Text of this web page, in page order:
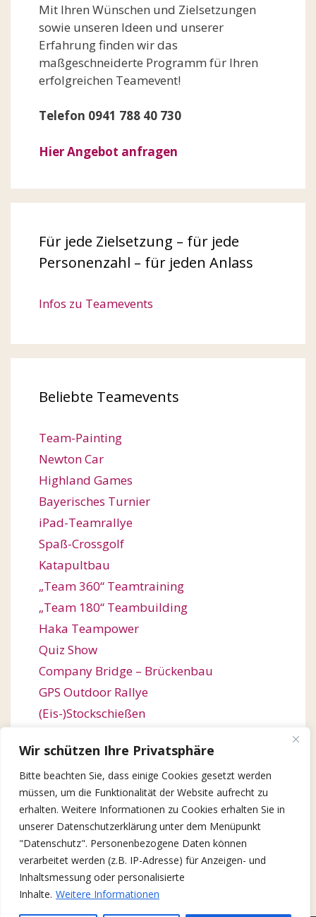
Wir schützen Ihre Privatsphäre
Bitte beachten Sie, dass einige Cookies gesetzt werden
müssen, um die Funktionalität der Website aufrecht zu
erhalten. Weitere Informationen zu Cookies erhalten Sie in
unserer Datenschutzerklärung unter dem Menüpunkt
"Datenschutz". Personenbezogene Daten können
verarbeitet werden (z.B. IP-Adresse) für Anzeigen- und
Inhaltsmessung oder personalisierte
Inhalte. Weitere Informationen
Mit Ihren Wünschen und Zielsetzungen
sowie unseren Ideen und unserer
Erfahrung finden wir das
maßgeschneiderte Programm für Ihren
erfolgreichen Teamevent!
Telefon 0941 788 40 730
Hier Angebot anfragen
Für jede Zielsetzung – für jede
Personenzahl – für jeden Anlass
Infos zu Teamevents
Beliebte Teamevents
Team-Painting
Newton Car
Highland Games
Bayerisches Turnier
iPad-Teamrallye
Spaß-Crossgolf
Katapultbau
„Team 360“ Teamtraining
„Team 180“ Teambuilding
Haka Teampower
Quiz Show
Company Bridge – Brückenbau
GPS Outdoor Rallye
(Eis-)Stockschießen
Orienteering / Orientierungswanderung
Outdoor Team Challenge
Kugelbahn-Bau / Roller Coaster
Winter Games
X-Mas Quiz Show
Lebkuchen-Baumeister